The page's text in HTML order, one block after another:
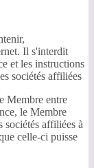
Il s'interdit
et les instructions
sociétés affiliées
Membre entre
le Membre
sociétés affiliées à
celle-ci puisse